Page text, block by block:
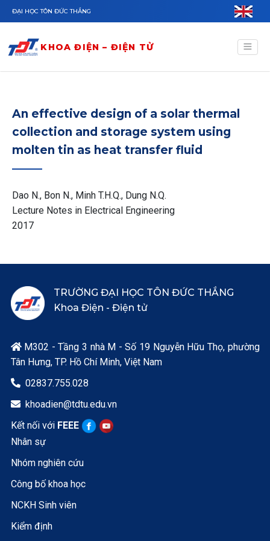
Nhảy đến nội dung
ĐẠI HỌC TÔN ĐỨC THẮNG
KHOA ĐIỆN – ĐIỆN TỬ
An effective design of a solar thermal
collection and storage system using
molten tin as heat transfer fluid
Dao N., Bon N., Minh T.H.Q., Dung N.Q.
Lecture Notes in Electrical Engineering
2017
TRƯỜNG ĐẠI HỌC TÔN ĐỨC THẮNG
Khoa Điện - Điện tử
M302 - Tầng 3 nhà M - Số 19 Nguyễn Hữu Thọ, phường
Tân Hưng, TP. Hồ Chí Minh, Việt Nam
 02837.755.028
 khoadien@tdtu.edu.vn
Kết nối với FEEE
Nhân sự
Nhóm nghiên cứu
Công bố khoa học
NCKH Sinh viên
Kiểm định